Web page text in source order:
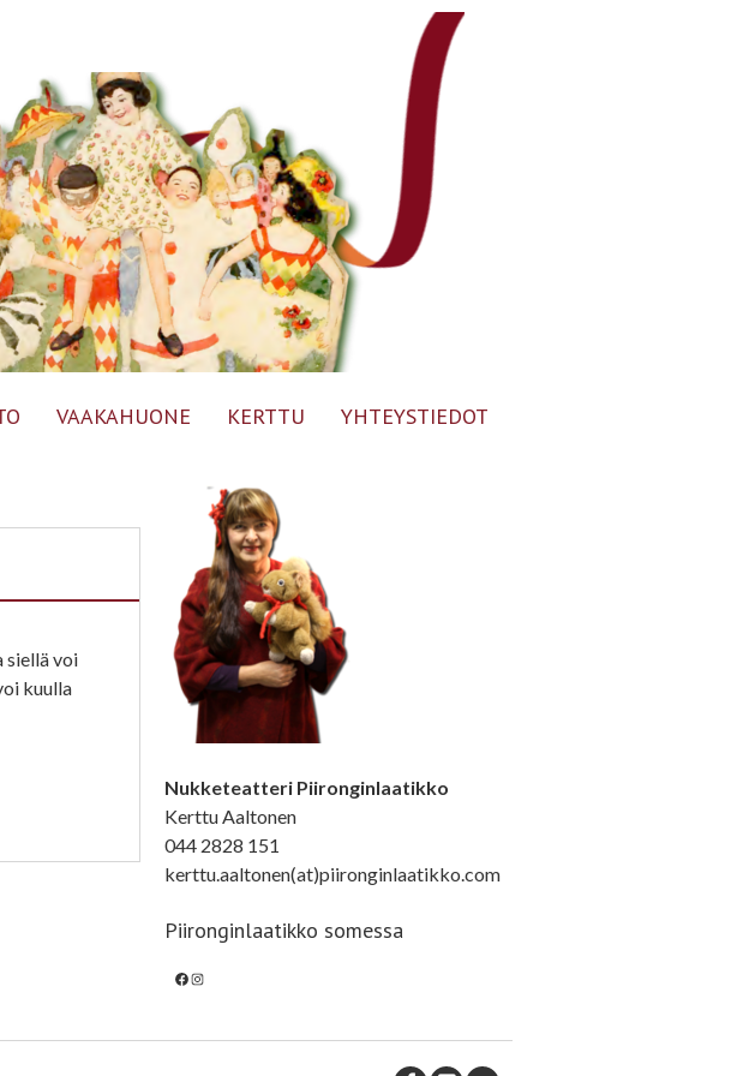
VAAKAHUONE KERTTU YHTEYSTIEDOT
siellä voi
kuulla
Nukketeatteri Piironginlaatikko
Kerttu Aaltonen
044 2828 151
kerttu.aaltonen(at)piironginlaatikko.com
Piironginlaatikko somessa
Facebook
Instagram